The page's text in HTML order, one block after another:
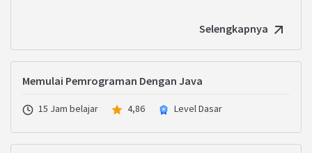
Selengkapnya
Memulai Pemrograman Dengan Java
15 Jam belajar 4,86 Level Dasar